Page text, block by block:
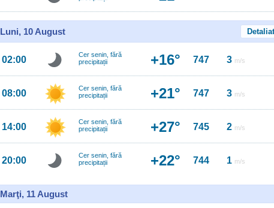
Luni, 10 August Detaliat
02:00
Cer senin, fără
precipitații
+16° 747 3 m/s
08:00
Cer senin, fără
precipitații
+21° 747 3 m/s
14:00
Cer senin, fără
precipitații
+27° 745 2 m/s
20:00
Cer senin, fără
precipitații
+22° 744 1 m/s
Marţi, 11 August